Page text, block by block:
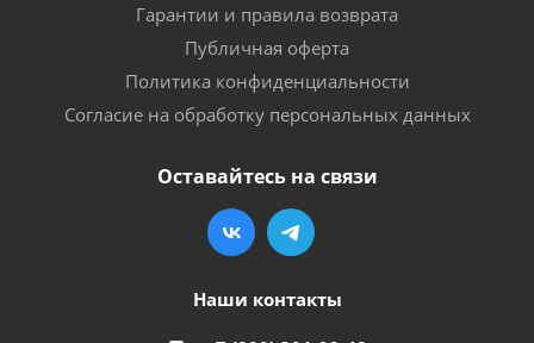
Гарантии и правила возврата
Публичная оферта
Политика конфиденциальности
Согласие на обработку персональных данных
Оставайтесь на связи
Наши контакты